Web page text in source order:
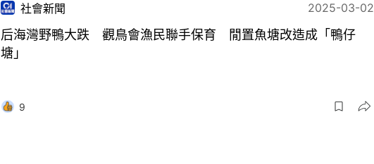
社會新聞 2025-03-02
后海灣野鴨大跌 觀鳥會漁民聯手保育 閒置魚塘改造成「鴨仔
塘」
9